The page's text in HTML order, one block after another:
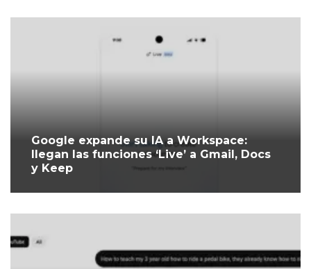
Google expande su IA a Workspace:
llegan las funciones ‘Live’ a Gmail, Docs
y Keep